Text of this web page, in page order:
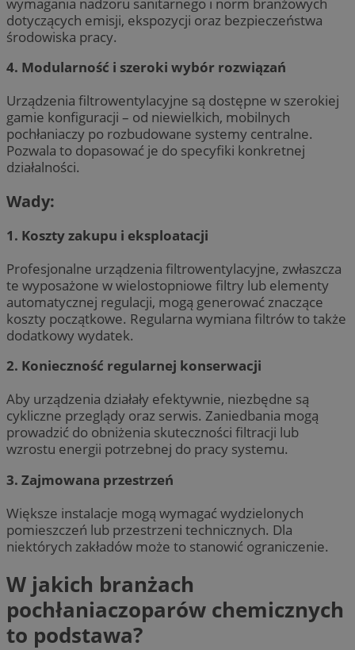
dotyczących emisji, ekspozycji oraz bezpieczeństwa
środowiska pracy.
4. Modularność i szeroki wybór rozwiązań
Urządzenia filtrowentylacyjne są dostępne w szerokiej
gamie konfiguracji – od niewielkich, mobilnych
pochłaniaczy po rozbudowane systemy centralne.
Pozwala to dopasować je do specyfiki konkretnej
działalności.
Wady:
1. Koszty zakupu i eksploatacji
Profesjonalne urządzenia filtrowentylacyjne, zwłaszcza
te wyposażone w wielostopniowe filtry lub elementy
automatycznej regulacji, mogą generować znaczące
koszty początkowe. Regularna wymiana filtrów to także
dodatkowy wydatek.
2. Konieczność regularnej konserwacji
Aby urządzenia działały efektywnie, niezbędne są
cykliczne przeglądy oraz serwis. Zaniedbania mogą
prowadzić do obniżenia skuteczności filtracji lub
wzrostu energii potrzebnej do pracy systemu.
3. Zajmowana przestrzeń
Większe instalacje mogą wymagać wydzielonych
pomieszczeń lub przestrzeni technicznych. Dla
niektórych zakładów może to stanowić ograniczenie.
W jakich branżach
pochłaniaczoparów chemicznych
to podstawa?